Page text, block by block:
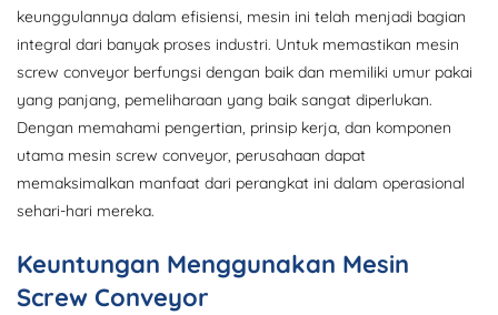
keunggulannya dalam efisiensi, mesin ini telah menjadi bagian
integral dari banyak proses industri. Untuk memastikan mesin
screw conveyor berfungsi dengan baik dan memiliki umur pakai
yang panjang, pemeliharaan yang baik sangat diperlukan.
Dengan memahami pengertian, prinsip kerja, dan komponen
utama mesin screw conveyor, perusahaan dapat
memaksimalkan manfaat dari perangkat ini dalam operasional
sehari-hari mereka.
Keuntungan Menggunakan Mesin
Screw Conveyor